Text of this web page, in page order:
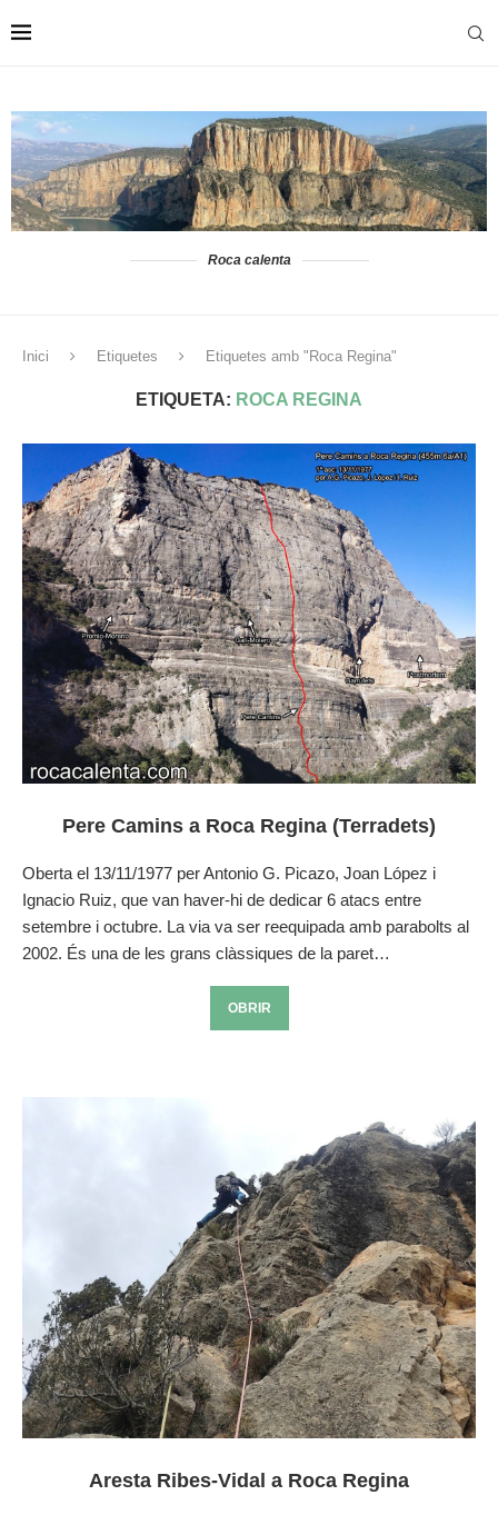
Roca calenta
Inici Etiquetes Etiquetes amb "Roca Regina"
ETIQUETA: ROCA REGINA
Pere Camins a Roca Regina (Terradets)
Oberta el 13/11/1977 per Antonio G. Picazo, Joan López i
Ignacio Ruiz, que van haver-hi de dedicar 6 atacs entre
setembre i octubre. La via va ser reequipada amb parabolts al
2002. És una de les grans clàssiques de la paret…
OBRIR
Aresta Ribes-Vidal a Roca Regina